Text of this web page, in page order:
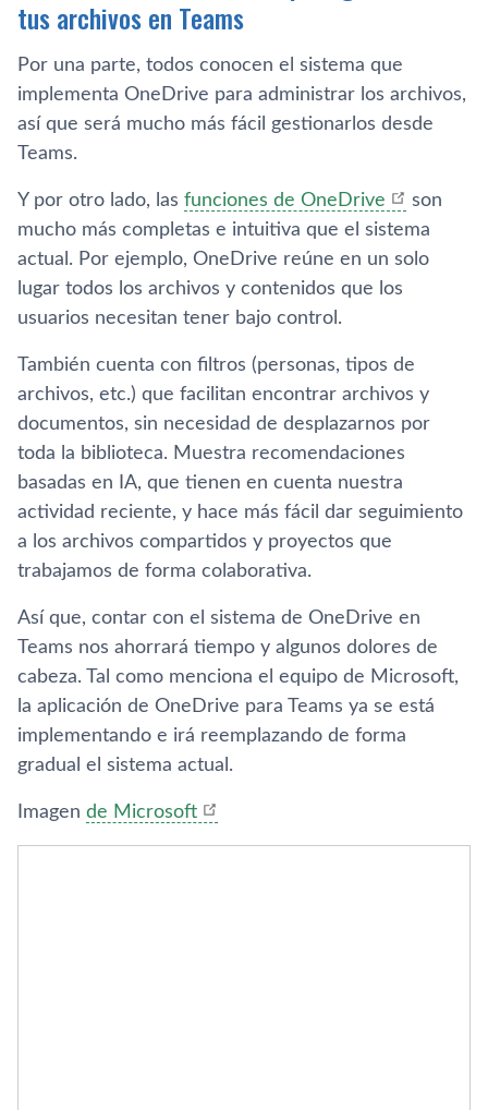
tus archivos en Teams
Por una parte, todos conocen el sistema que
implementa OneDrive para administrar los archivos,
así que será mucho más fácil gestionarlos desde
Teams.
Y por otro lado, las funciones de OneDrive
son
mucho más completas e intuitiva que el sistema
actual. Por ejemplo, OneDrive reúne en un solo
lugar todos los archivos y contenidos que los
usuarios necesitan tener bajo control.
También cuenta con filtros (personas, tipos de
archivos, etc.) que facilitan encontrar archivos y
documentos, sin necesidad de desplazarnos por
toda la biblioteca. Muestra recomendaciones
basadas en IA, que tienen en cuenta nuestra
actividad reciente, y hace más fácil dar seguimiento
a los archivos compartidos y proyectos que
trabajamos de forma colaborativa.
Así que, contar con el sistema de OneDrive en
Teams nos ahorrará tiempo y algunos dolores de
cabeza. Tal como menciona el equipo de Microsoft,
la aplicación de OneDrive para Teams ya se está
implementando e irá reemplazando de forma
gradual el sistema actual.
Imagen de Microsoft